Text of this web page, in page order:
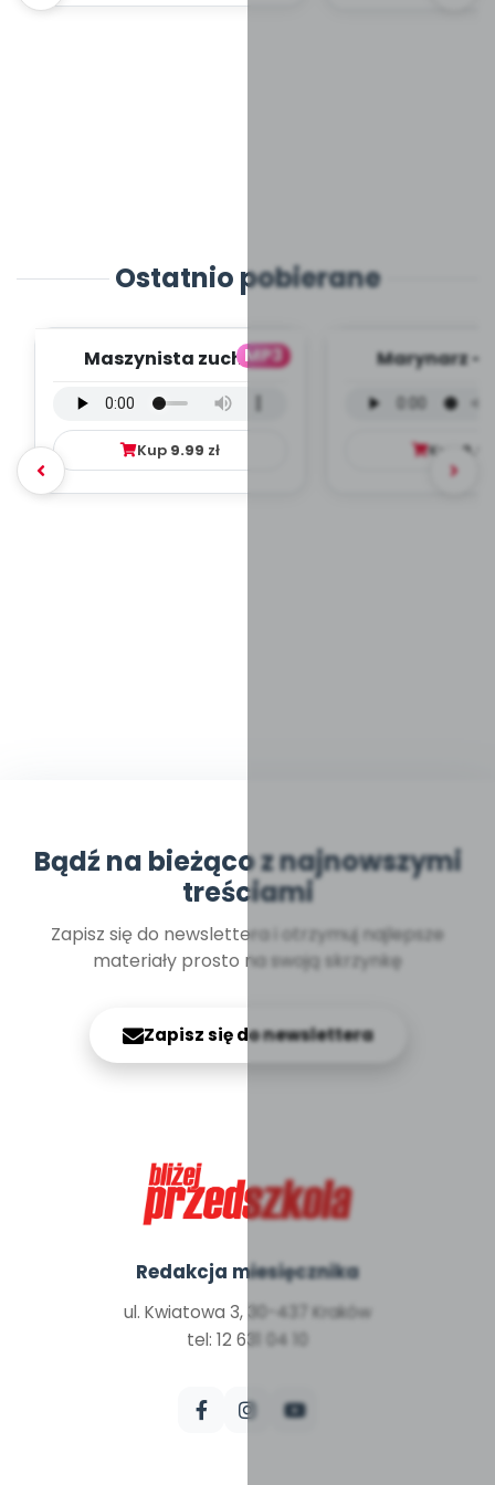
Ostatnio pobierane
MP3
Maszynista zuch -
mp3)
Kup 9.99 zł
Marynarz -
Kup 9.99
Bądź na bieżąco z najnowszymi
treściami
Zapisz się do newslettera i otrzymuj najlepsze
materiały prosto na swoją skrzynkę
Zapisz się do newslettera
Redakcja miesięcznika
ul. Kwiatowa 3, 30-437 Kraków
tel: 12 631 04 10